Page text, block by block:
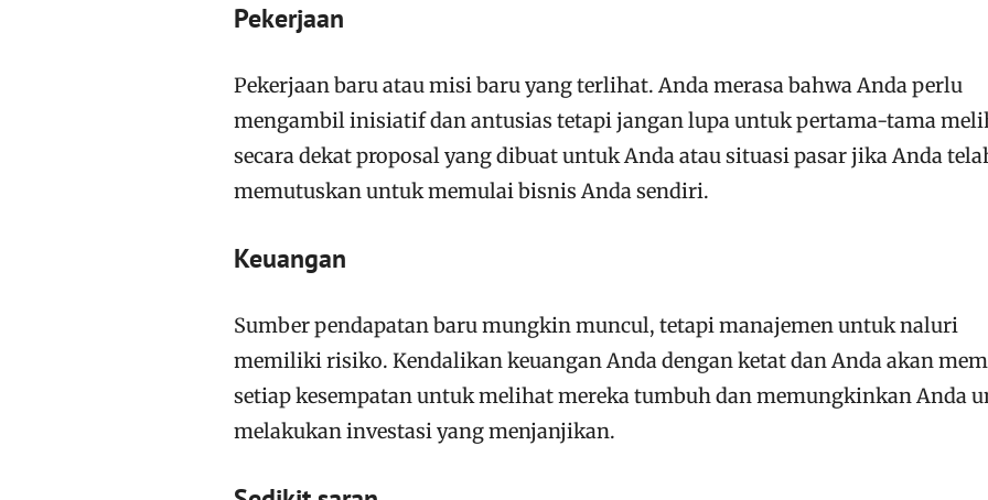
Pekerjaan
Pekerjaan baru atau misi baru yang terlihat. Anda merasa bahwa Anda perlu
mengambil inisiatif dan antusias tetapi jangan lupa untuk pertama-tama
secara dekat proposal yang dibuat untuk Anda atau situasi pasar jika Anda
memutuskan untuk memulai bisnis Anda sendiri.
Keuangan
Sumber pendapatan baru mungkin muncul, tetapi manajemen untuk naluri
memiliki risiko. Kendalikan keuangan Anda dengan ketat dan Anda akan
setiap kesempatan untuk melihat mereka tumbuh dan memungkinkan Anda
melakukan investasi yang menjanjikan.